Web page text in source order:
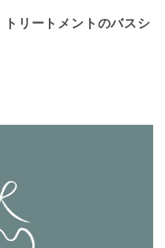
リートメントのバスシ